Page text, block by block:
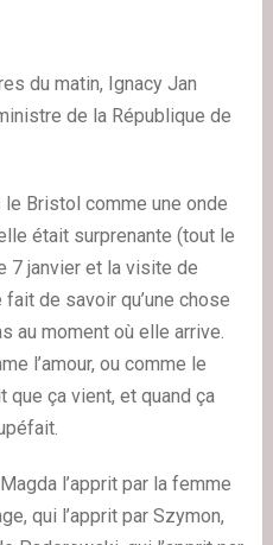
du matin, Ignacy Jan
de la République de
Bristol comme une onde
était surprenante (tout le
7 janvier et la visite de
de savoir qu’une chose
au moment où elle arrive.
l’amour, ou comme le
que ça vient, et quand ça
l’apprit par la femme
qui l’apprit par Szymon,